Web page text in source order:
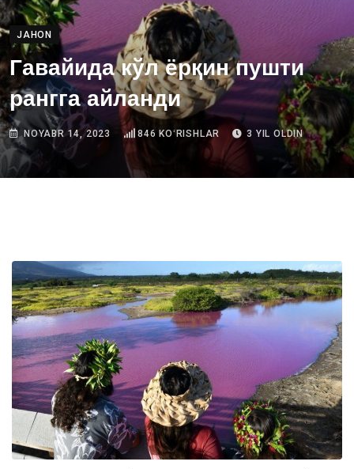
JAHON
Гавайида кўл ёрқин пушти
рангга айланди
NOYABR 14, 2023 846 KOʻRISHLAR 3 YIL OLDIN